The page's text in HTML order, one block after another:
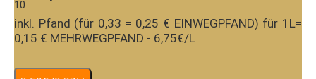
10
inkl. Pfand (für 0,33 = 0,25 € EINWEGPFAND) für 1L=
0,15 € MEHRWEGPFAND - 6,75€/L